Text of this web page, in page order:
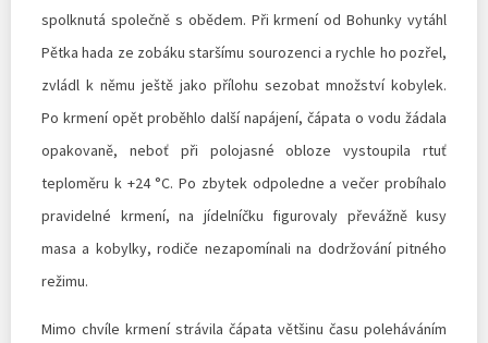
spolknutá společně s obědem. Při krmení od Bohunky vytáhl
Pětka hada ze zobáku staršímu sourozenci a rychle ho pozřel,
zvládl k němu ještě jako přílohu sezobat množství kobylek.
Po krmení opět proběhlo další napájení, čápata o vodu žádala
opakovaně, neboť při polojasné obloze vystoupila rtuť
teploměru k +24 °C. Po zbytek odpoledne a večer probíhalo
pravidelné krmení, na jídelníčku figurovaly převážně kusy
masa a kobylky, rodiče nezapomínali na dodržování pitného
režimu.
Mimo chvíle krmení strávila čápata většinu času poleháváním